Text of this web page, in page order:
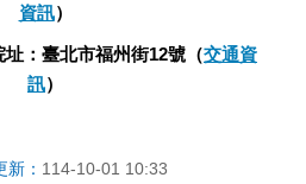
資訊）
：臺北市福州街12號（交通資
訊）
新： 114-10-01 10:33